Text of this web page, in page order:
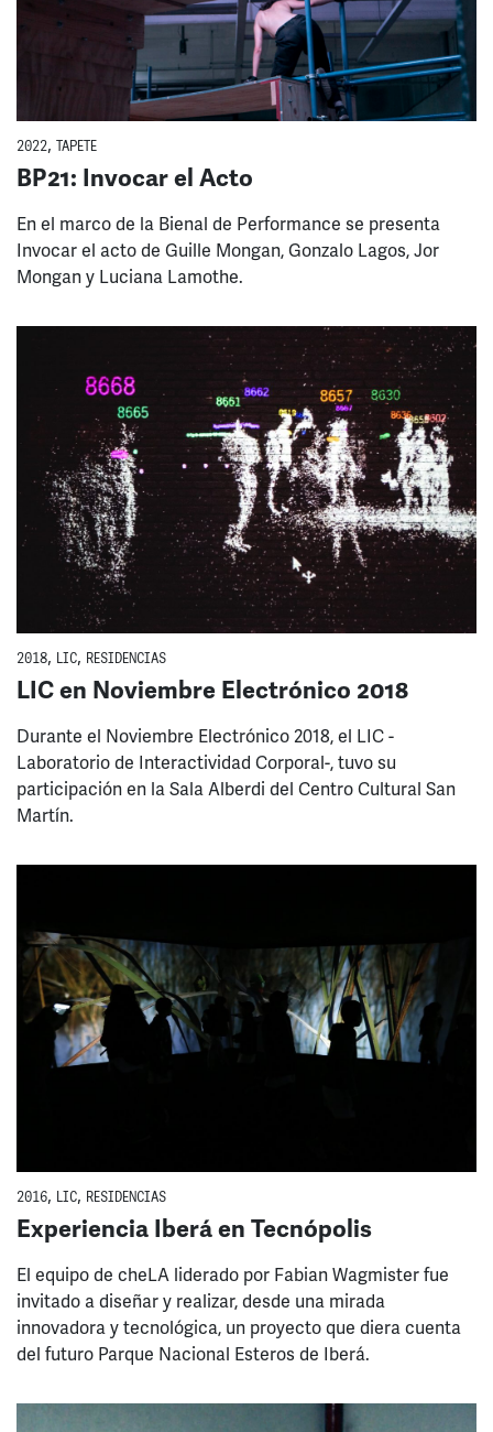
2022, TAPETE
BP21: Invocar el Acto
En el marco de la Bienal de Performance se presenta
Invocar el acto de Guille Mongan, Gonzalo Lagos, Jor
Mongan y Luciana Lamothe.
2018, LIC, RESIDENCIAS
LIC en Noviembre Electrónico 2018
Durante el Noviembre Electrónico 2018, el LIC -
Laboratorio de Interactividad Corporal-, tuvo su
participación en la Sala Alberdi del Centro Cultural San
Martín.
2016, LIC, RESIDENCIAS
Experiencia Iberá en Tecnópolis
El equipo de cheLA liderado por Fabian Wagmister fue
invitado a diseñar y realizar, desde una mirada
innovadora y tecnológica, un proyecto que diera cuenta
del futuro Parque Nacional Esteros de Iberá.